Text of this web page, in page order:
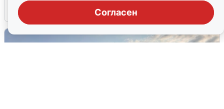
Согласен
6 августа